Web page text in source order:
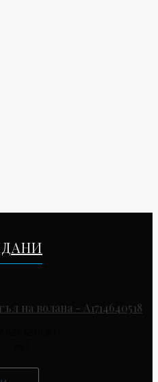
на волана - A1714640518
(249.99